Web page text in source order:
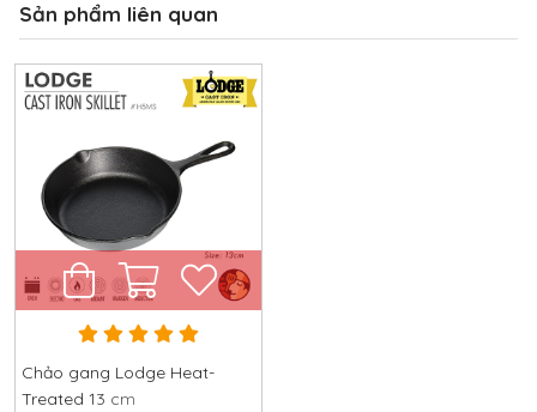
Sản phẩm liên quan
Chảo gang Lodge Heat-
Treated 13 cm